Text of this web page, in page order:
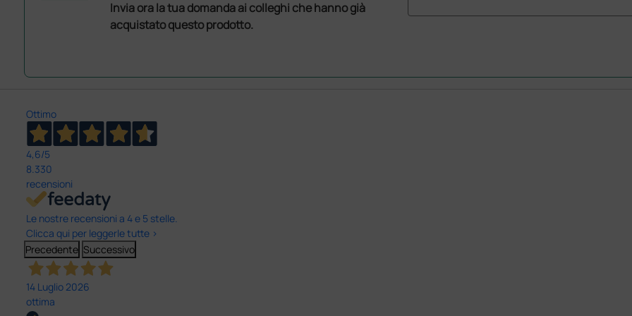
Invia ora la tua domanda ai colleghi che hanno già
acquistato questo prodotto.
Ottimo
4,6/5
8.330
recensioni
Le nostre recensioni a 4 e 5 stelle.
Clicca qui per leggerle tutte >
Precedente Successivo
14 Luglio 2026
ottima